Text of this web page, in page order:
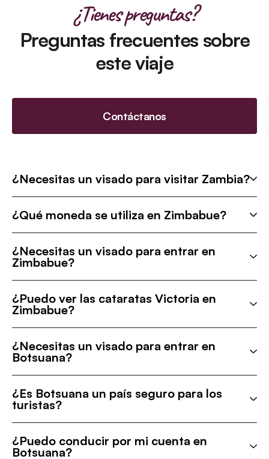
¿Tienes preguntas?
Preguntas frecuentes sobre
este viaje
Contáctanos
¿Necesitas un visado para visitar Zambia?
¿Qué moneda se utiliza en Zimbabue?
¿Necesitas un visado para entrar en
Zimbabue?
¿Puedo ver las cataratas Victoria en
Zimbabue?
¿Necesitas un visado para entrar en
Botsuana?
¿Es Botsuana un país seguro para los
turistas?
¿Puedo conducir por mi cuenta en
Botsuana?